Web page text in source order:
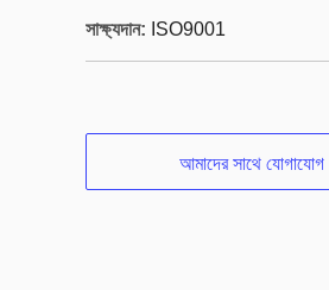
সাক্ষ্যদান: ISO9001
আমাদের সাথে যোগাযোগ